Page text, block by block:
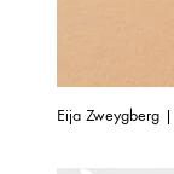
Eija Zweygberg